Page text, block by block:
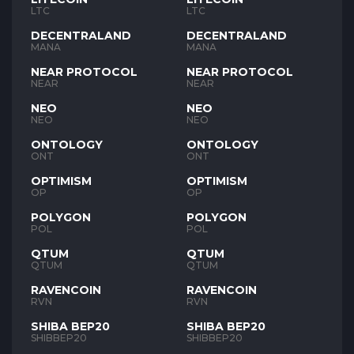
LTC
DECENTRALAND
MANA
NEAR PROTOCOL
NEAR
NEO
NEO
ONTOLOGY
ONT
OPTIMISM
OP
POLYGON
POL
QTUM
QTUM
RAVENCOIN
RVN
SHIBA BEP20
SHIBBEP20
LTC
DECENTRALAND
MANA
NEAR PROTOCOL
NEAR
NEO
NEO
ONTOLOGY
ONT
OPTIMISM
OP
POLYGON
POL
QTUM
QTUM
RAVENCOIN
RVN
SHIBA BEP20
SHIBBEP20